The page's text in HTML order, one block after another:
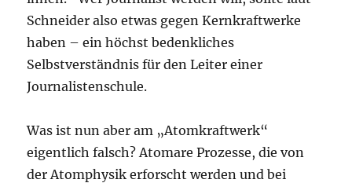
Schneider also etwas gegen Kernkraftwerke
haben – ein höchst bedenkliches
Selbstverständnis für den Leiter einer
Journalistenschule.
Was ist nun aber am „Atomkraftwerk“
eigentlich falsch? Atomare Prozesse, die von
der Atomphysik erforscht werden und bei